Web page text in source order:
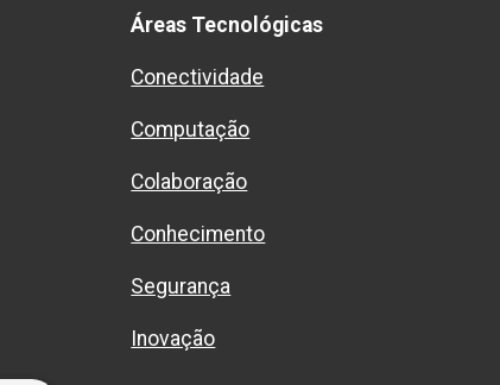
Áreas Tecnológicas
Conectividade
Computação
Colaboração
Conhecimento
Segurança
Inovação